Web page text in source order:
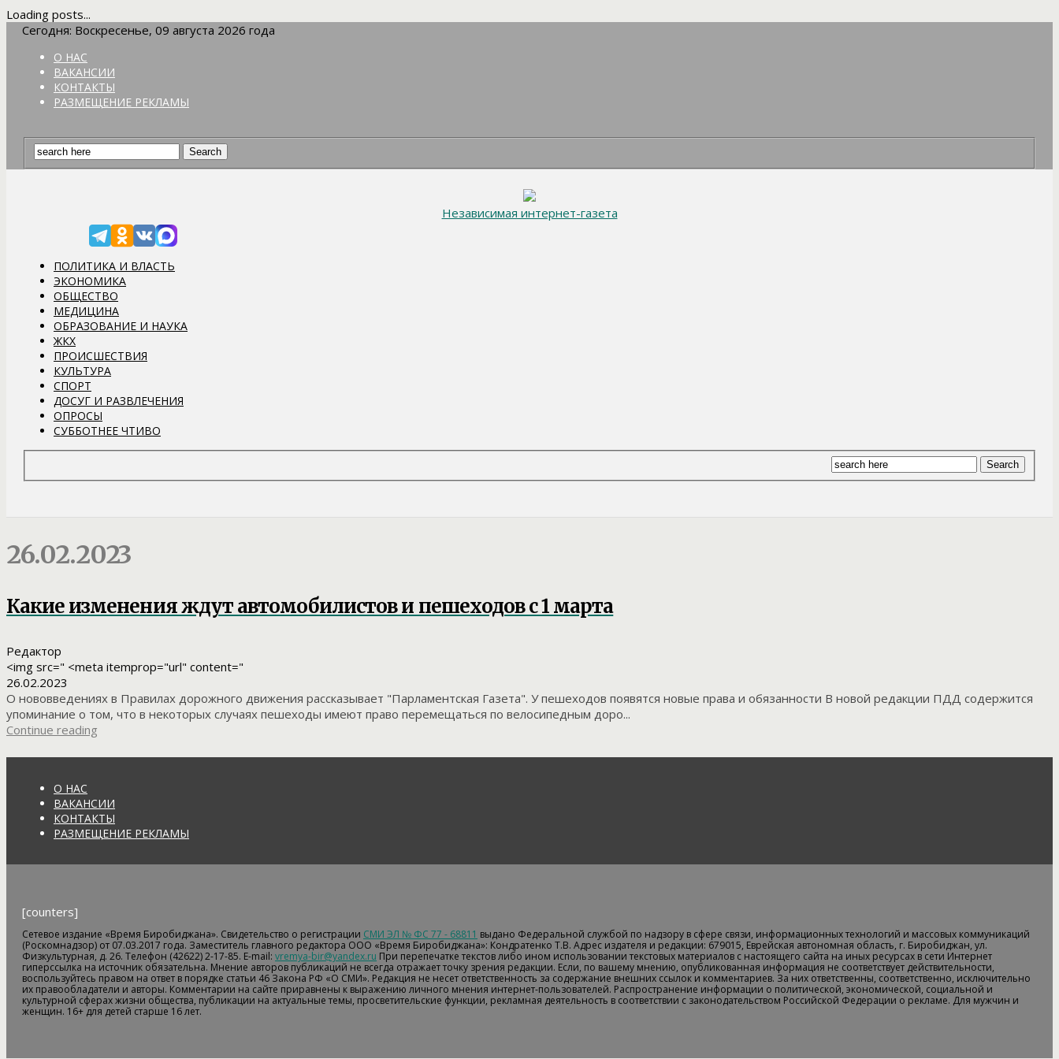
Loading posts...
Сегодня: Воскресенье, 09 августа 2026 года
О НАС
ВАКАНСИИ
КОНТАКТЫ
РАЗМЕЩЕНИЕ РЕКЛАМЫ
Независимая интернет-газета
ПОЛИТИКА И ВЛАСТЬ
ЭКОНОМИКА
ОБЩЕСТВО
МЕДИЦИНА
ОБРАЗОВАНИЕ И НАУКА
ЖКХ
ПРОИСШЕСТВИЯ
КУЛЬТУРА
СПОРТ
ДОСУГ И РАЗВЛЕЧЕНИЯ
ОПРОСЫ
СУББОТНЕЕ ЧТИВО
26.02.2023
Какие изменения ждут автомобилистов и пешеходов с 1 марта
Редактор
<img src=" <meta itemprop="url" content="
26.02.2023
О нововведениях в Правилах дорожного движения рассказывает "Парламентская Газета". У пешеходов появятся новые права и обязанности В новой редакции ПДД содержится
упоминание о том, что в некоторых случаях пешеходы имеют право перемещаться по велосипедным доро...
Continue reading
О НАС
ВАКАНСИИ
КОНТАКТЫ
РАЗМЕЩЕНИЕ РЕКЛАМЫ
[counters]
Сетевое издание «Время Биробиджана». Свидетельство о регистрации СМИ ЭЛ № ФС 77 - 68811 выдано Федеральной службой по надзору в сфере связи, информационных технологий и массовых коммуникаций
(Роскомнадзор) от 07.03.2017 года. Заместитель главного редактора ООО «Время Биробиджана»: Кондратенко Т.В. Адрес издателя и редакции: 679015, Еврейская автономная область, г. Биробиджан, ул.
Физкультурная, д. 26. Телефон (42622) 2-17-85. E-mail: vremya-bir@yandex.ru При перепечатке текстов либо ином использовании текстовых материалов с настоящего сайта на иных ресурсах в сети Интернет
гиперссылка на источник обязательна. Мнение авторов публикаций не всегда отражает точку зрения редакции. Если, по вашему мнению, опубликованная информация не соответствует действительности,
воспользуйтесь правом на ответ в порядке статьи 46 Закона РФ «О СМИ». Редакция не несет ответственность за содержание внешних ссылок и комментариев. За них ответственны, соответственно, исключительно
их правообладатели и авторы. Комментарии на сайте приравнены к выражению личного мнения интернет-пользователей. Распространение информации о политической, экономической, социальной и
культурной сферах жизни общества, публикации на актуальные темы, просветительские функции, рекламная деятельность в соответствии с законодательством Российской Федерации о рекламе. Для мужчин и
женщин. 16+ для детей старше 16 лет.